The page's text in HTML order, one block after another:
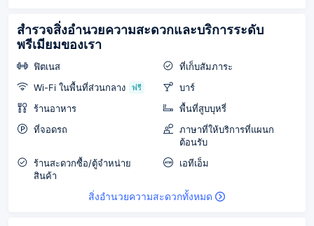
สำรวจสิ่งอำนวยความสะดวกและบริการระดับ
พรีเมียมของเรา
ฟิตเนส
ที่เก็บสัมภาระ
Wi-Fi ในพื้นที่ส่วนกลาง
ฟรี
บาร์
ร้านอาหาร
พื้นที่สูบบุหรี่
ที่จอดรถ
ภาษาที่ให้บริการที่แผนก
ต้อนรับ
ร้านสะดวกซื้อ/ตู้จำหน่าย
สินค้า
เอทีเอ็ม
สิ่งอำนวยความสะดวกทั้งหมด